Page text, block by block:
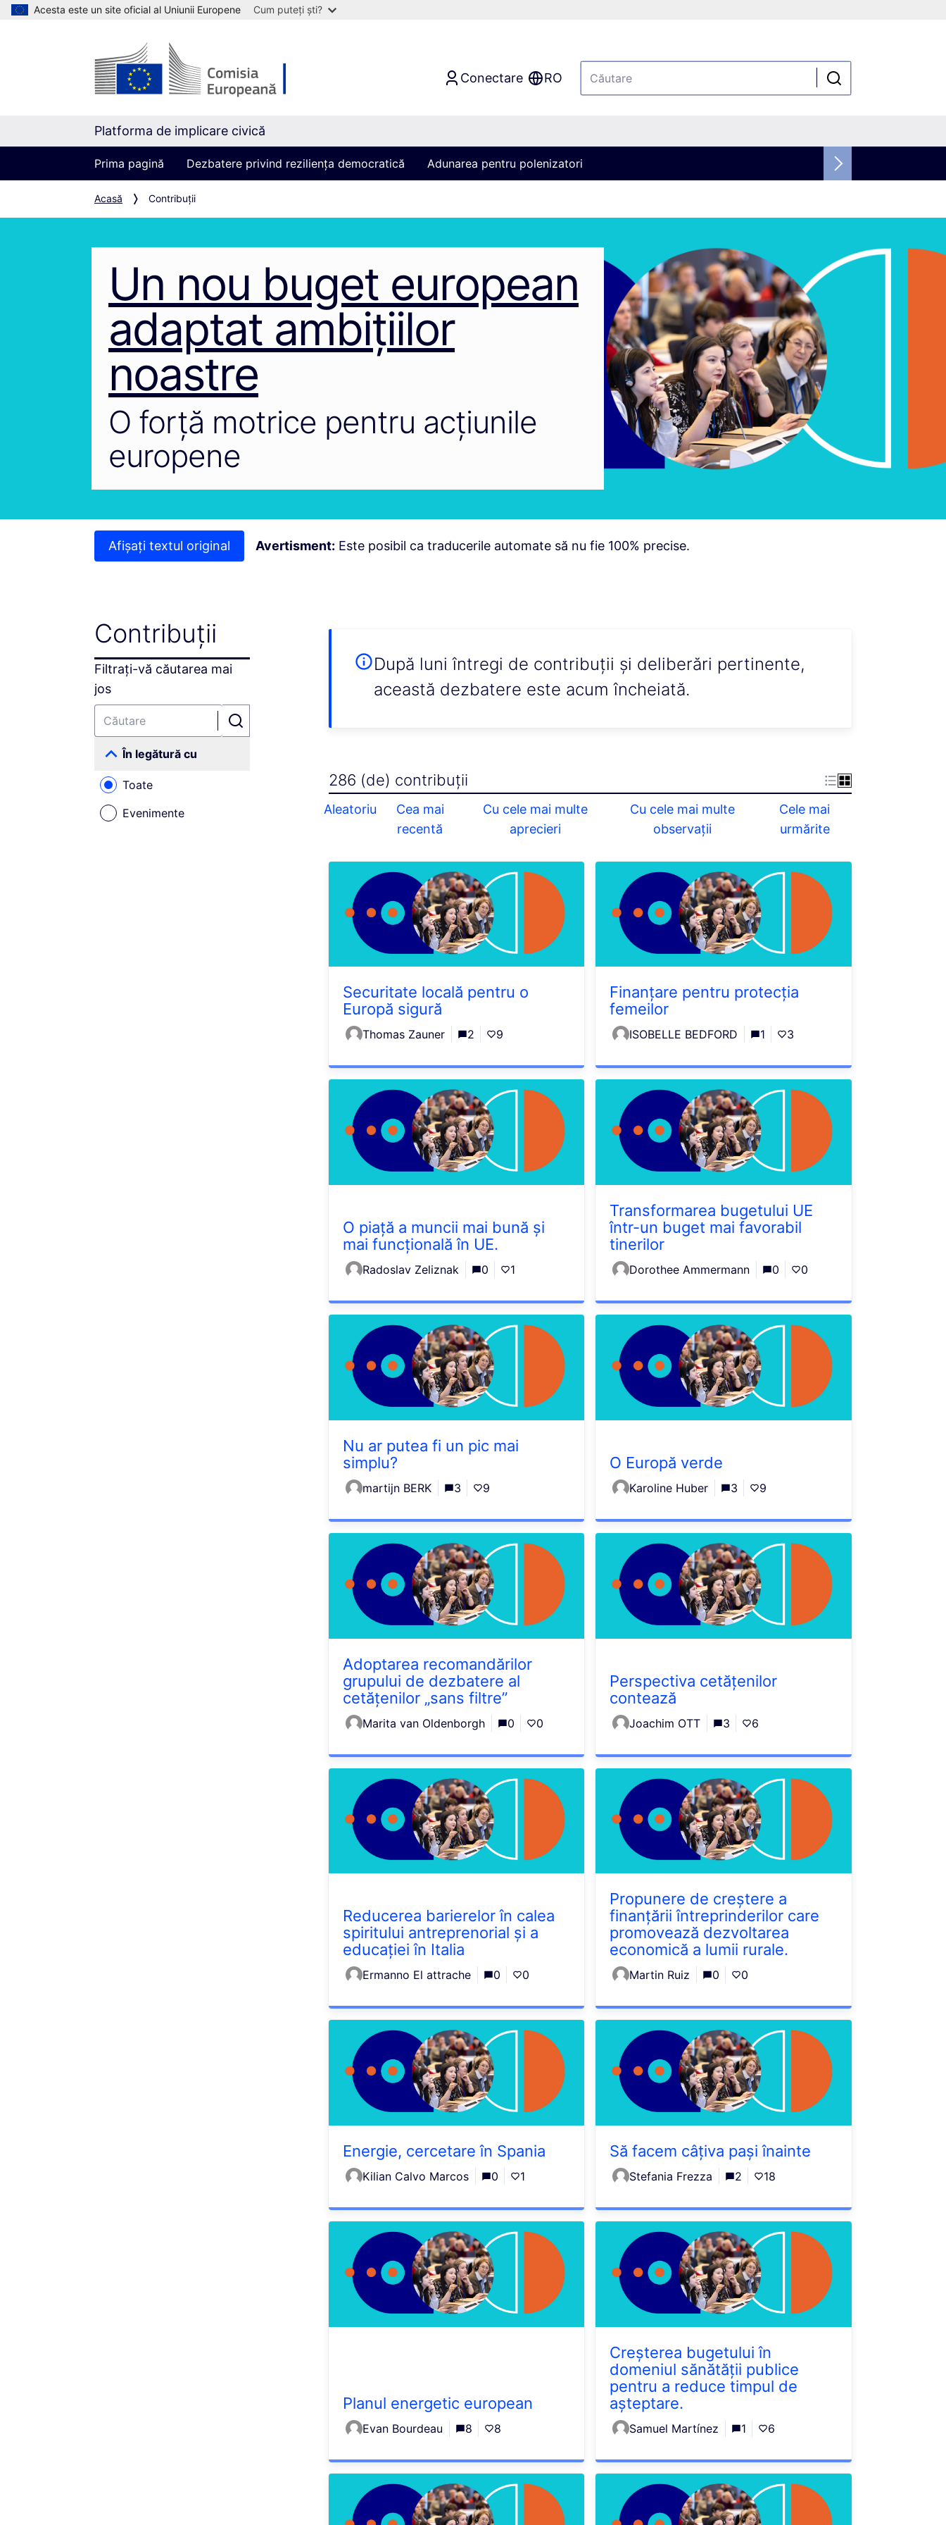
Acesta este un site oficial al Uniunii Europene Cum puteți ști?
Conectare RO
Platforma de implicare civică
Prima pagină Dezbatere privind reziliența democratică Adunarea pentru polenizatori
Acasă Contribuții
Un nou buget european
adaptat ambițiilor
noastre
O forță motrice pentru acțiunile
europene
Afișați textul original Avertisment: Este posibil ca traducerile automate să nu fie 100% precise.
Contribuții
Filtrați-vă căutarea mai
jos
În legătură cu
Toate
Evenimente
După luni întregi de contribuții și deliberări pertinente,
această dezbatere este acum încheiată.
286 (de) contribuții
Aleatoriu
Cea mai
recentă
Cu cele mai multe
aprecieri
Cu cele mai multe
observații
Cele mai
urmărite
Securitate locală pentru o
Europă sigură
Thomas Zauner 2 9
Finanțare pentru protecția
femeilor
ISOBELLE BEDFORD 1 3
O piață a muncii mai bună și
mai funcțională în UE.
Radoslav Zeliznak 0 1
Transformarea bugetului UE
într-un buget mai favorabil
tinerilor
Dorothee Ammermann 0 0
Nu ar putea fi un pic mai
simplu?
martijn BERK 3 9
O Europă verde
Karoline Huber 3 9
Adoptarea recomandărilor
grupului de dezbatere al
cetățenilor „sans filtre”
Marita van Oldenborgh 0 0
Perspectiva cetățenilor
contează
Joachim OTT 3 6
Reducerea barierelor în calea
spiritului antreprenorial și a
educației în Italia
Ermanno El attrache 0 0
Propunere de creștere a
finanțării întreprinderilor care
promovează dezvoltarea
economică a lumii rurale.
Martin Ruiz 0 0
Energie, cercetare în Spania
Kilian Calvo Marcos 0 1
Să facem câțiva pași înainte
Stefania Frezza 2 18
Planul energetic european
Evan Bourdeau 8 8
Creșterea bugetului în
domeniul sănătății publice
pentru a reduce timpul de
așteptare.
Samuel Martínez 1 6